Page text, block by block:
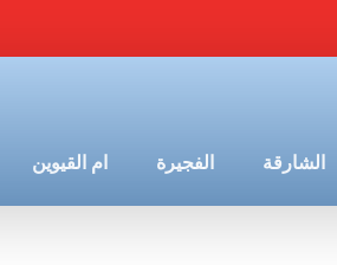
الشارقة الفجيرة ام القيوين